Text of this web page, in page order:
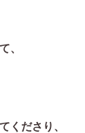
、
くださり、